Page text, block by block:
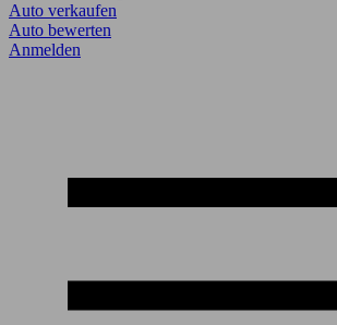
Auto verkaufen
Auto bewerten
Anmelden